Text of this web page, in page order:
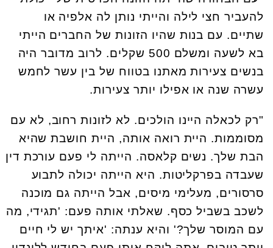
להעביר חצי לילה והייתי נותן לה אלפיה או
שתיים. עם בנות שהיו הזונות של החברים הייתי
בא לשעה ומשלם 500 שקלים. לרוב מדובר היה
בנשים צעירות מאתנו בטווח של בין עשר לחמש
עשרה שנה או אפילו יותר צעירות.
"רק לכאלה היינו הולכים. לא לזונות רחוב, לא עם
מסוממות. היית רואה אותה, היית חושבת שהיא
הבת שלך. נשים קלאסה. הייתה לי פעם עורכת דין
שעבדה בפרקליטות. היא הייתה יכולה לתבוע
סרסורים, מעלימי מיסים, אבל הייתה גם מוכנה
לשכב בשביל כסף. שאלתי אותה פעם: 'תגידי, מה
עם המוסר שלך?' והיא ענתה: 'איתך יש לי חיים